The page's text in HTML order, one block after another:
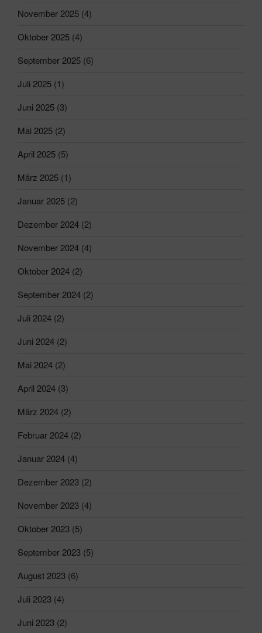
November 2025 (4)
Oktober 2025 (4)
September 2025 (6)
Juli 2025 (1)
Juni 2025 (3)
Mai 2025 (2)
April 2025 (5)
März 2025 (1)
Januar 2025 (2)
Dezember 2024 (2)
November 2024 (4)
Oktober 2024 (2)
September 2024 (2)
Juli 2024 (2)
Juni 2024 (2)
Mai 2024 (2)
April 2024 (3)
März 2024 (2)
Februar 2024 (2)
Januar 2024 (4)
Dezember 2023 (2)
November 2023 (4)
Oktober 2023 (5)
September 2023 (5)
August 2023 (6)
Juli 2023 (4)
Juni 2023 (2)